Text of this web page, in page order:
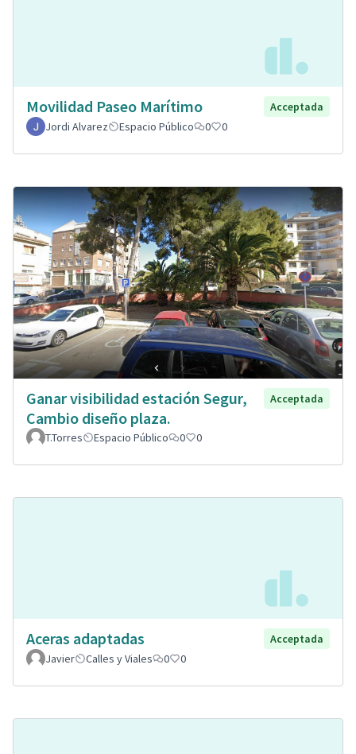
Movilidad Paseo Marítimo
Acceptada
Jordi Alvarez
Espacio Público 0 0
Ganar visibilidad estación Segur,
Cambio diseño plaza.
Acceptada
T.Torres Espacio Público 0 0
Aceras adaptadas
Acceptada
Javier
Calles y Viales 0 0